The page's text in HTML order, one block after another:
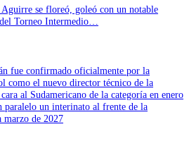
se floreó, goleó con un notable
Torneo Intermedio…
fue confirmado oficialmente por la
como el nuevo director técnico de la
al Sudamericano de la categoría en enero
paralelo un interinato al frente de la
marzo de 2027